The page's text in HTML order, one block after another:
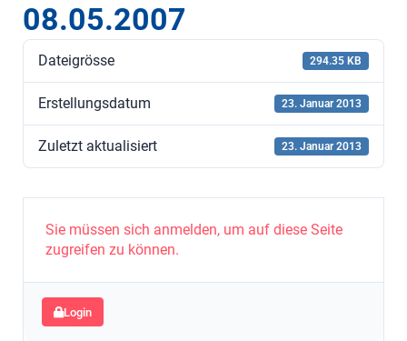
08.05.2007
Dateigrösse 294.35 KB
Erstellungsdatum 23. Januar 2013
Zuletzt aktualisiert 23. Januar 2013
Sie müssen sich anmelden, um auf diese Seite
zugreifen zu können.
Login